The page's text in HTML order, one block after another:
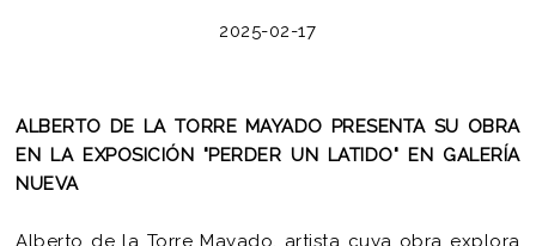
2025-02-17
ALBERTO DE LA TORRE MAYADO PRESENTA SU OBRA
EN LA EXPOSICIÓN "PERDER UN LATIDO" EN GALERÍA
NUEVA